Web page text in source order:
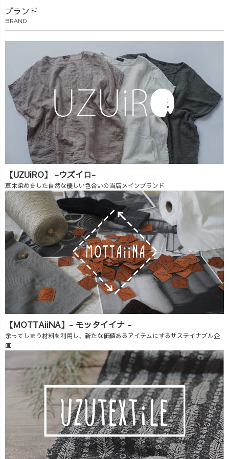
ブランド
BRAND
【UZUiRO】 -ウズイロ-
草木染めをした自然な優しい色合いの当店メインブランド
【MOTTAiiNA】- モッタイイナ -
余ってしまう材料を利用し、新たな価値あるアイテムにするサステイナブル企
画